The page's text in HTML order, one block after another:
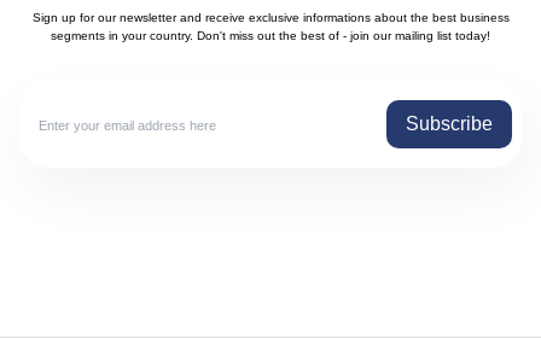
Sign up for our newsletter and receive exclusive informations about the best business
segments in your country. Don't miss out the best of - join our mailing list today!
Subscribe